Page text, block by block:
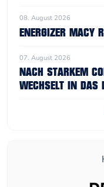
08. August 2026
ENERGIZER MACY
07. August 2026
NACH STARKEM
WECHSELT IN DAS